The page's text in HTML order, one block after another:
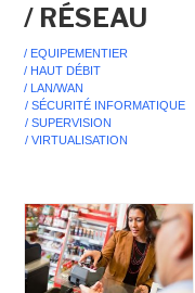
/ RÉSEAU
/ EQUIPEMENTIER
/ HAUT DÉBIT
/ LAN/WAN
/ SÉCURITÉ INFORMATIQUE
/ SUPERVISION
/ VIRTUALISATION